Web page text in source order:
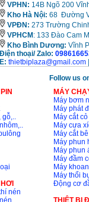
VPHN: 14B Ngõ 200
Kho Hà Nội: 68 Đường
VPĐN: 273 Trường
VPHCM : 133 Đào Cam
Kho Bình Dương: Vĩnh
Điện thoại/ Zalo:
E: thietbiplaza@gmail.com|
Follow us
gỗ,..
nén
MÁY
Máy bơm
Máy phát
Máy cắt cỏ
Máy cưa
Máy cắt
Máy phun
Máy phun
Máy đầm
Máy
Máy thổi
Động cơ